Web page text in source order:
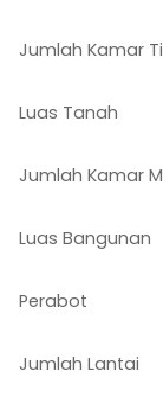
Jumlah Kamar
Luas Tanah
Jumlah Kamar
Luas Bangunan
Perabot
Jumlah Lantai